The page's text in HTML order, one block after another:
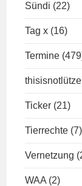
Sündi (22)
Tag x (16)
Termine
Ticker (21)
Tierrechte (7)
Vernetzung
WAA (2)